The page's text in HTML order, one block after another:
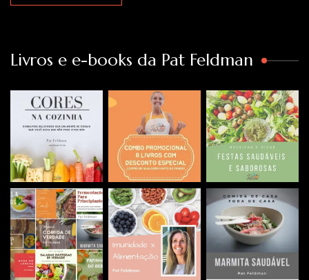
Livros e e-books da Pat Feldman